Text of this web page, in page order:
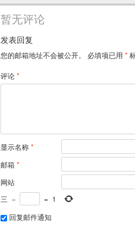
暂无评论
发表回复
您的邮箱地址不会被公开。 必填项已用 *
评论 *
显示名称 *
邮箱 *
网站
三 − = 1
回复邮件通知